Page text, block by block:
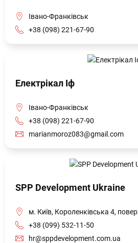
Івано-Франківськ
+38 (098) 221-67-90
Електрікал Іф
Івано-Франківськ
+38 (098) 221-67-90
marianmoroz083@gmail.com
SPP Development Ukraine
м. Київ, Короленківська 4,
+38 (099) 532-11-50
hr@sppdevelopment.com.ua